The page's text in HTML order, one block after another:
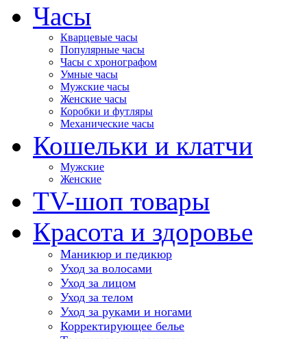
Часы
Кварцевые часы
Популярные часы
Часы с хронографом
Умные часы
Мужские часы
Женские часы
Коробки и футляры
Механические часы
Кошельки и клатчи
Мужские
Женские
TV-шоп товары
Красота и здоровье
Маникюр и педикюр
Уход за волосами
Уход за лицом
Уход за телом
Уход за руками и ногами
Корректирующее белье